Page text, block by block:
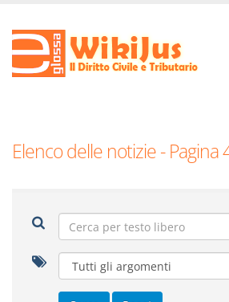
Elenco delle notizie - Pagina